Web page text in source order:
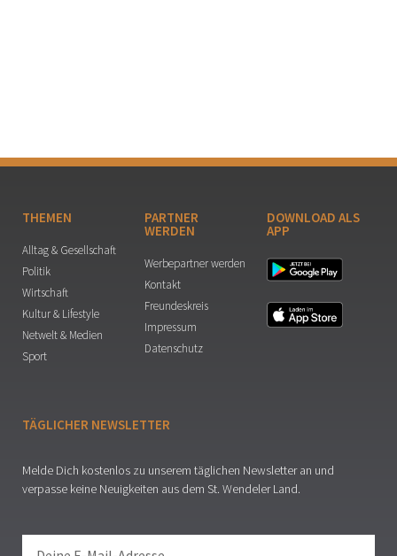
THEMEN
Alltag & Gesellschaft
Politik
Wirtschaft
Kultur & Lifestyle
Netwelt & Medien
Sport
PARTNER
WERDEN
Werbepartner werden
Kontakt
Freundeskreis
Impressum
Datenschutz
DOWNLOAD ALS
APP
TÄGLICHER NEWSLETTER
Melde Dich kostenlos zu unserem täglichen Newsletter an und
verpasse keine Neuigkeiten aus dem St. Wendeler Land.